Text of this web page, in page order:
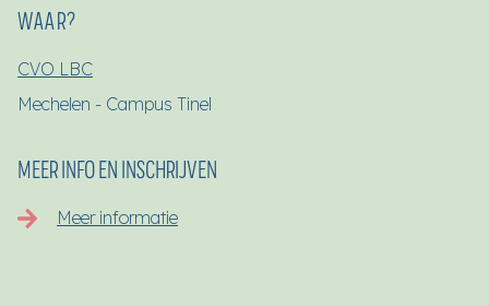
WAAR?
CVO LBC
Mechelen - Campus Tinel
MEER INFO EN INSCHRIJVEN
Meer informatie